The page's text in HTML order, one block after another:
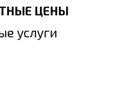
ЦЕНЫ
услуги